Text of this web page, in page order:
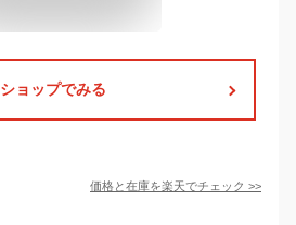
ショップでみる
価格と在庫を楽天でチェック >>